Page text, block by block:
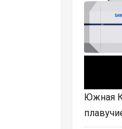
Южная